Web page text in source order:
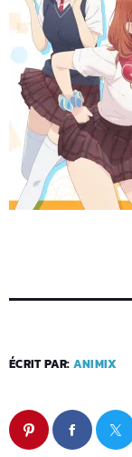
ÉCRIT PAR: ANIMIX